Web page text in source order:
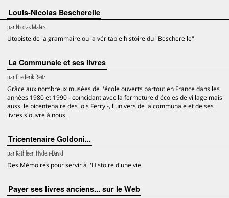
Louis-Nicolas Bescherelle
parNicolas Malais
Utopiste de la grammaire ou la véritable histoire du "Bescherelle"
La Communale et ses livres
parFrederik Reitz
Grâce aux nombreux musées de l'école ouverts partout en France dans les
années 1980 et 1990 - coïncidant avec la fermeture d'écoles de village mais
aussi le bicentenaire des lois Ferry -, l'univers de la communale et de ses
livres s'ouvre à nous.
Tricentenaire Goldoni...
parKathleen Hyden-David
Des Mémoires pour servir à l'Histoire d'une vie
Payer ses livres anciens... sur le Web